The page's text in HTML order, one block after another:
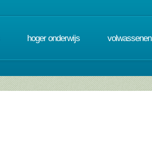
hoger onderwijs volwassenen